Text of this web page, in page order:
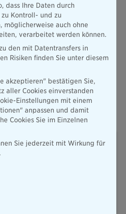
erteilte der Bayerischen in
zum fünften Mal in
(„sehr gut“). Das Rating erhält die
Lebensversicherung AG. Das
gut“ erzielte die Bayerische
Sicherheit, Erfolg,
der Versicherungsgruppe die
Bilanzpressekonferenz am 14. Mai
dass Ihre Daten durch
Kontroll- und zu
möglicherweise auch ohne
verarbeitet werden können.
den mit Datentransfers in
Risiken finden Sie unter diesem
akzeptieren" bestätigen Sie,
aller Cookies einverstanden
Einstellungen mit einem
anpassen und damit
Cookies Sie im Einzelnen
Sie jederzeit mit Wirkung für